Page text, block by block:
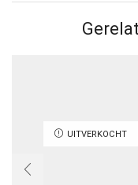
UITVERKOCHT